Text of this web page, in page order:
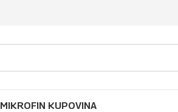
MIKROFIN KUPOVINA